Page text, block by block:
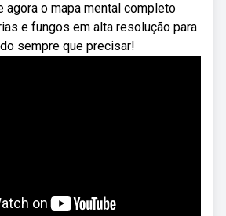
agora o mapa mental completo
e fungos em alta resolução para
sempre que precisar!